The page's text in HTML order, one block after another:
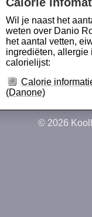
Wil je naast het
weten over Danio
het aantal vetten,
ingrediëten, allergie
calorielijst:
Calorie
(Danone)
© 2026